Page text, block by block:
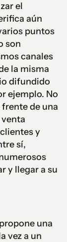
el
aún
puntos
son
canales
la misma
difundido
ejemplo. No
de una
y
sí,
y llegar a su
una
vez a un